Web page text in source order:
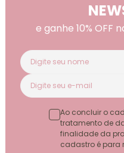
e ganhe 10% OFF
Ao concluir o
tratamento de
finalidade da
cadastro é para